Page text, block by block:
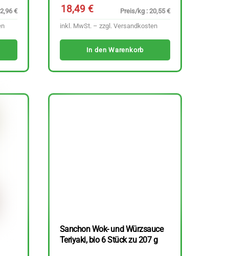
€
18,49€
Preis/kg : 20,55 €
inkl. MwSt. – zzgl. Versandkosten
In den Warenkorb
Sanchon Wok- und Würzsauce
Teriyaki, bio 6 Stück zu 207 g